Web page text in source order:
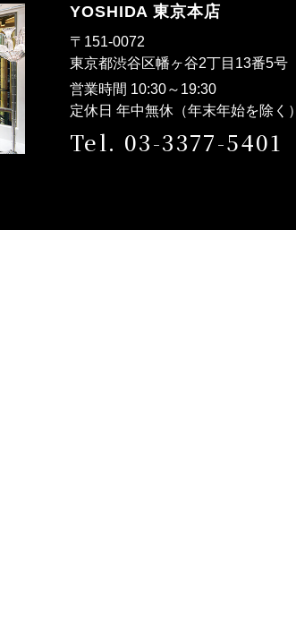
YOSHIDA 東京本店
〒151-0072
東京都渋谷区幡ヶ谷2丁目13番5号
営業時間 10:30～19:30
定休日 年中無休（年末年始を除く）
Tel. 03-3377-5401